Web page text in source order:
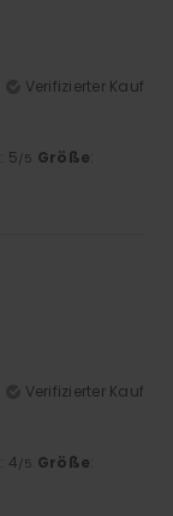
Verifizierter Kauf
: 5/5 Größe:
Verifizierter Kauf
: 4/5 Größe: